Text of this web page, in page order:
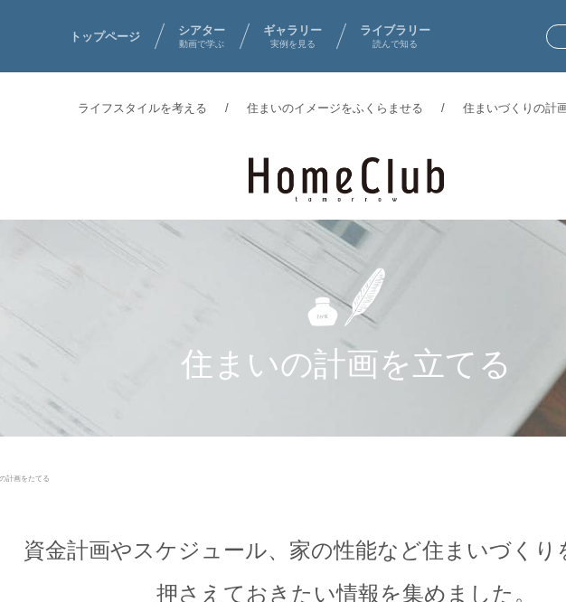
トップページ シアター
動画で学ぶ
ギャラリー
実例を見る
ライブラリー
読んで知る
ライフスタイルを考える 住まいのイメージをふくらませる 住まいづくりの計
住まいの計画を立てる
計画をたてる
資金計画やスケジュール、家の性能など住まいづくり
押さえておきたい情報を集めました。